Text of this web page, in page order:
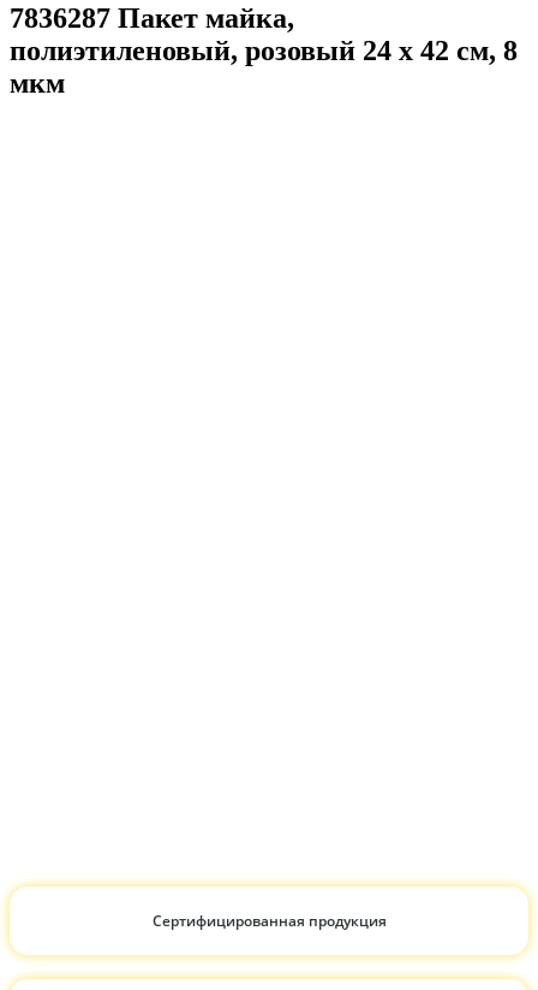
7836287 Пакет майка,
полиэтиленовый, розовый 24 х 42 см, 8
мкм
Сертифицированная продукция